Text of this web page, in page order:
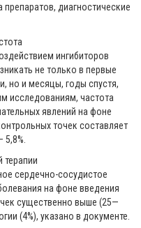
диагностические
ингибиторов
не только в первые
но и месяцы, годы спустя,
исследованиям, частота
явлений на фоне
точек составляет
5,8%.
сердечно-сосудистое
на фоне введения
существенно выше (25—
(4%), указано в документе.